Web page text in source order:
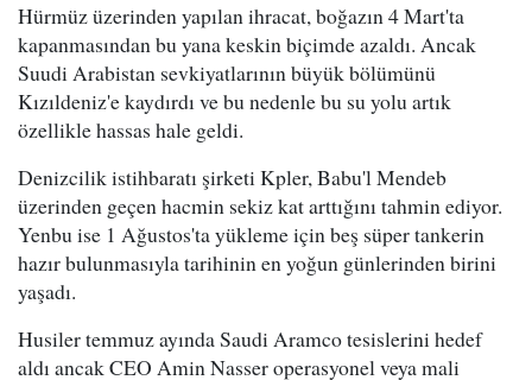
Hürmüz üzerinden yapılan ihracat, boğazın 4 Mart'ta
kapanmasından bu yana keskin biçimde azaldı. Ancak
Suudi Arabistan sevkiyatlarının büyük bölümünü
Kızıldeniz'e kaydırdı ve bu nedenle bu su yolu artık
özellikle hassas hale geldi.
Denizcilik istihbaratı şirketi Kpler, Babu'l Mendeb
üzerinden geçen hacmin sekiz kat arttığını tahmin ediyor.
Yenbu ise 1 Ağustos'ta yükleme için beş süper tankerin
hazır bulunmasıyla tarihinin en yoğun günlerinden birini
yaşadı.
Husiler temmuz ayında Saudi Aramco tesislerini hedef
aldı ancak CEO Amin Nasser operasyonel veya mali